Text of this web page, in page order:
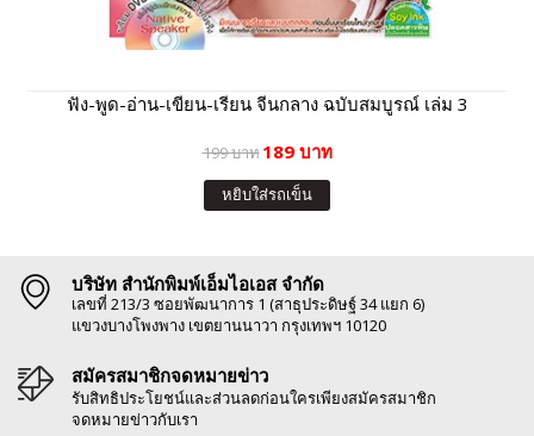
ฟัง-พูด-อ่าน-เขียน-เรียน จีนกลาง ฉบับสมบูรณ์ เล่ม 3
199 บาท189 บาท
หยิบใส่รถเข็น
บริษัท สำนักพิมพ์เอ็มไอเอส จำกัด
เลขที่ 213/3 ซอยพัฒนาการ 1 (สาธุประดิษฐ์ 34 แยก 6)
แขวงบางโพงพาง เขตยานนาวา กรุงเทพฯ 10120
สมัครสมาชิกจดหมายข่าว
รับสิทธิประโยชน์และส่วนลดก่อนใครเพียงสมัครสมาชิก
จดหมายข่าวกับเรา